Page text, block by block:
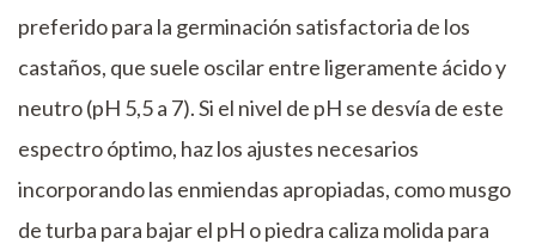
preferido para la germinación satisfactoria de los
castaños, que suele oscilar entre ligeramente ácido y
neutro (pH 5,5 a 7). Si el nivel de pH se desvía de este
espectro óptimo, haz los ajustes necesarios
incorporando las enmiendas apropiadas, como musgo
de turba para bajar el pH o piedra caliza molida para